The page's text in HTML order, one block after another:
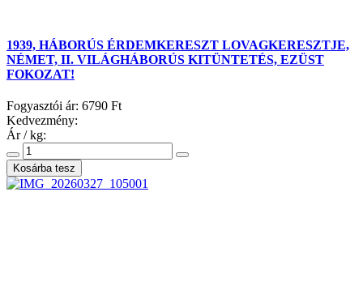
1939, HÁBORÚS ÉRDEMKERESZT LOVAGKERESZTJE,
NÉMET, II. VILÁGHÁBORÚS KITÜNTETÉS, EZÜST
FOKOZAT!
Fogyasztói ár: 6790 Ft
Kedvezmény:
Ár / kg: